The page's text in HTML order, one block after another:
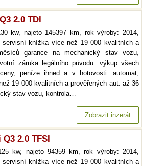
2.0 TDI
kw, najeto 145397 km, rok výroby: 2014,
servisní knížka více než 19 000 kvalitních a
garance na mechanický stav vozu,
záruka legálního původu. výkup všech
peníze ihned a v hotovosti. automat,
19 000 kvalitních a prověřených aut. až 36
stav vozu, kontrola…
Zobrazit inzerát
Q3 2.0 TFSI
kw, najeto 94359 km, rok výroby: 2014,
servisní knížka více než 19 000 kvalitních a